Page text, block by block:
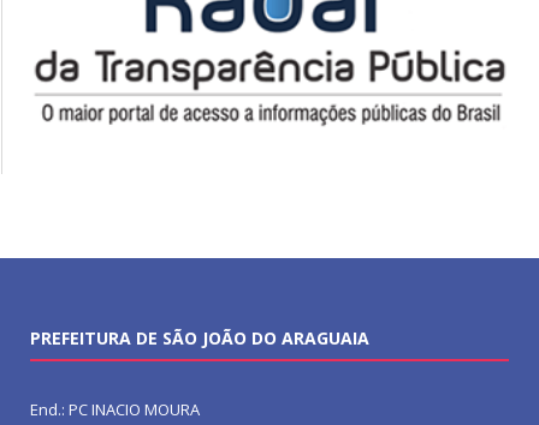
PREFEITURA DE SÃO JOÃO DO ARAGUAIA
End.: PC INACIO MOURA